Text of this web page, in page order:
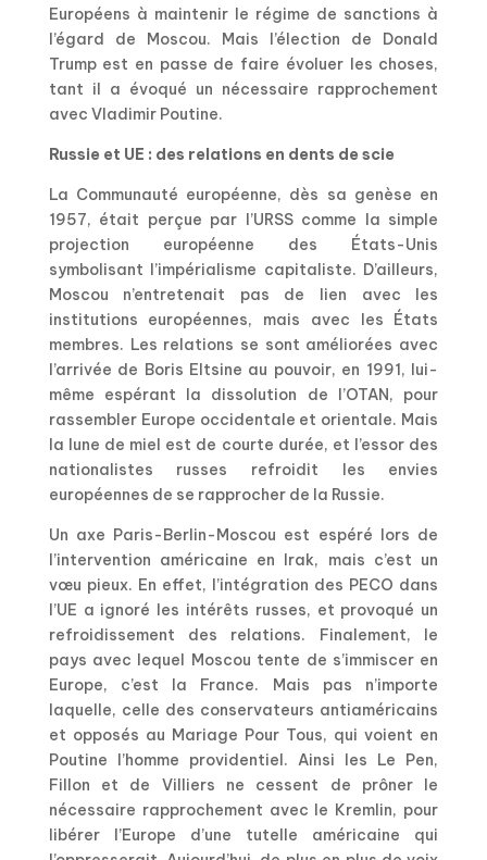
Européens à maintenir le régime de sanctions à
l’égard de Moscou. Mais l’élection de Donald
Trump est en passe de faire évoluer les choses,
tant il a évoqué un nécessaire rapprochement
avec Vladimir Poutine.
Russie et UE : des relations en dents de scie
La Communauté européenne, dès sa genèse en
1957, était perçue par l’URSS comme la simple
projection européenne des États-Unis
symbolisant l’impérialisme capitaliste. D’ailleurs,
Moscou n’entretenait pas de lien avec les
institutions européennes, mais avec les États
membres. Les relations se sont améliorées avec
l’arrivée de Boris Eltsine au pouvoir, en 1991, lui-
même espérant la dissolution de l’OTAN, pour
rassembler Europe occidentale et orientale. Mais
la lune de miel est de courte durée, et l’essor des
nationalistes russes refroidit les envies
européennes de se rapprocher de la Russie.
Un axe Paris-Berlin-Moscou est espéré lors de
l’intervention américaine en Irak, mais c’est un
vœu pieux. En effet, l’intégration des PECO dans
l’UE a ignoré les intérêts russes, et provoqué un
refroidissement des relations. Finalement, le
pays avec lequel Moscou tente de s’immiscer en
Europe, c’est la France. Mais pas n’importe
laquelle, celle des conservateurs antiaméricains
et opposés au Mariage Pour Tous, qui voient en
Poutine l’homme providentiel. Ainsi les Le Pen,
Fillon et de Villiers ne cessent de prôner le
nécessaire rapprochement avec le Kremlin, pour
libérer l’Europe d’une tutelle américaine qui